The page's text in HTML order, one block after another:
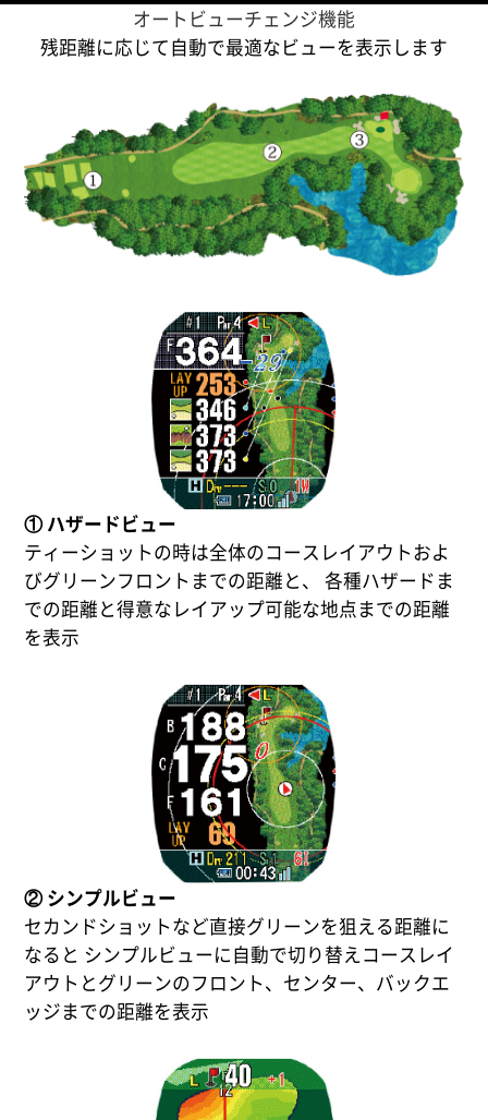
オートビューチェンジ機能
残距離に応じて自動で最適なビューを表示します
① ハザードビュー
ティーショットの時は全体のコースレイアウトおよ
びグリーンフロントまでの距離と、 各種ハザードま
での距離と得意なレイアップ可能な地点までの距離
を表示
② シンプルビュー
セカンドショットなど直接グリーンを狙える距離に
なると シンプルビューに自動で切り替えコースレイ
アウトとグリーンのフロント、センター、バックエ
ッジまでの距離を表示